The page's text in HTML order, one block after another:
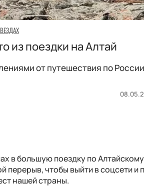
из поездки на Алтай
от путешествия по
в большую поездку по
перерыв, чтобы выйти в соцсети и
нашей страны.